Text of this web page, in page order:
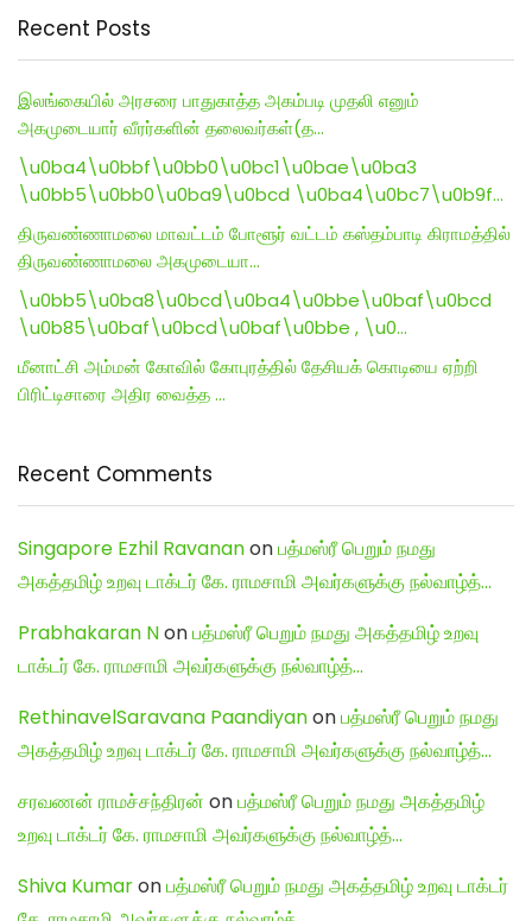
Recent Posts
இலங்கையில் அரசரை பாதுகாத்த அகம்படி முதலி எனும்
அகமுடையார் வீரர்களின் தலைவர்கள்(த…
\u0ba4\u0bbf\u0bb0\u0bc1\u0bae\u0ba3
\u0bb5\u0bb0\u0ba9\u0bcd \u0ba4\u0bc7\u0b9f…
திருவண்ணாமலை மாவட்டம் போளூர் வட்டம் கஸ்தம்பாடி கிராமத்தில்
திருவண்ணாமலை அகமுடையா…
\u0bb5\u0ba8\u0bcd\u0ba4\u0bbe\u0baf\u0bcd
\u0b85\u0baf\u0bcd\u0baf\u0bbe , \u0…
மீனாட்சி அம்மன் கோவில் கோபுரத்தில் தேசியக் கொடியை ஏற்றி
பிரிட்டிசாரை அதிர வைத்த …
Recent Comments
Singapore Ezhil Ravananonபத்மஸ்ரீ பெறும் நமது
அகத்தமிழ் உறவு டாக்டர் கே. ராமசாமி அவர்களுக்கு நல்வாழ்த்…
Prabhakaran Nonபத்மஸ்ரீ பெறும் நமது அகத்தமிழ் உறவு
டாக்டர் கே. ராமசாமி அவர்களுக்கு நல்வாழ்த்…
RethinavelSaravana Paandiyanonபத்மஸ்ரீ பெறும் நமது
அகத்தமிழ் உறவு டாக்டர் கே. ராமசாமி அவர்களுக்கு நல்வாழ்த்…
சரவணன் ராமச்சந்திரன் onபத்மஸ்ரீ பெறும் நமது அகத்தமிழ்
உறவு டாக்டர் கே. ராமசாமி அவர்களுக்கு நல்வாழ்த்…
Shiva Kumaronபத்மஸ்ரீ பெறும் நமது அகத்தமிழ் உறவு டாக்டர்